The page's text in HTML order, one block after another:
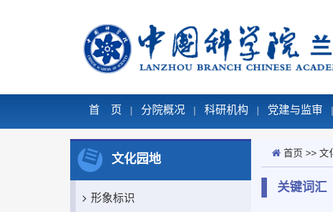
首 页 | 分院概况 | 科研机构 | 党建与监审 |
文化园地
形象标识
首页 >> 文
关键词汇